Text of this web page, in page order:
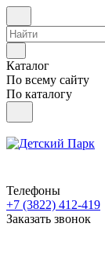
Каталог
По всему сайту
По каталогу
Телефоны
+7 (3822) 412-419
Заказать звонок